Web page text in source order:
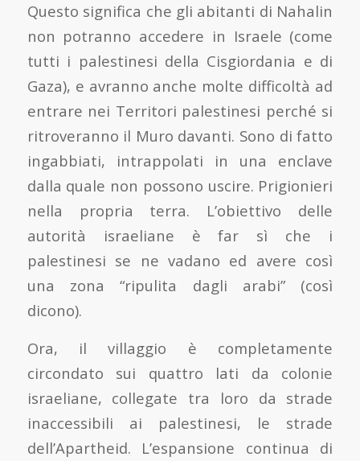
Questo significa che gli abitanti di Nahalin
non potranno accedere in Israele (come
tutti i palestinesi della Cisgiordania e di
Gaza), e avranno anche molte difficoltà ad
entrare nei Territori palestinesi perché si
ritroveranno il Muro davanti. Sono di fatto
ingabbiati, intrappolati in una enclave
dalla quale non possono uscire. Prigionieri
nella propria terra. L’obiettivo delle
autorità israeliane è far sì che i
palestinesi se ne vadano ed avere così
una zona “ripulita dagli arabi” (così
dicono).
Ora, il villaggio è completamente
circondato sui quattro lati da colonie
israeliane, collegate tra loro da strade
inaccessibili ai palestinesi, le strade
dell’Apartheid. L’espansione continua di